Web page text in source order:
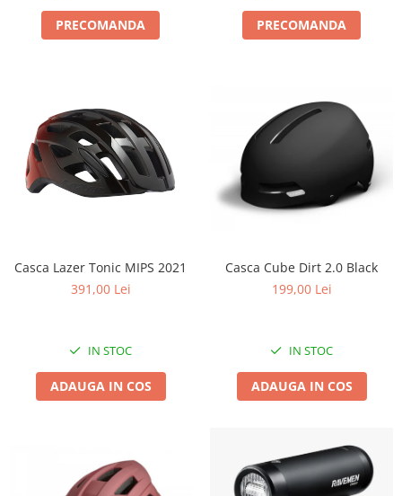
PRECOMANDA PRECOMANDA
Casca Lazer Tonic MIPS 2021
391,00 Lei
IN STOC
ADAUGA IN COS
Casca Cube Dirt 2.0 Black
199,00 Lei
IN STOC
ADAUGA IN COS